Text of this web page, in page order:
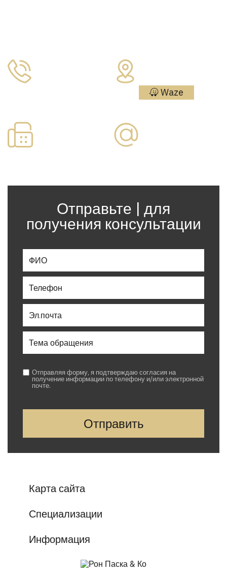
Waze
Отправьте | для
получения консультации
Отправляя форму, я подтверждаю согласия на
получение информации по телефону и/или электронной
почте.
Карта сайта
Специализации
Информация